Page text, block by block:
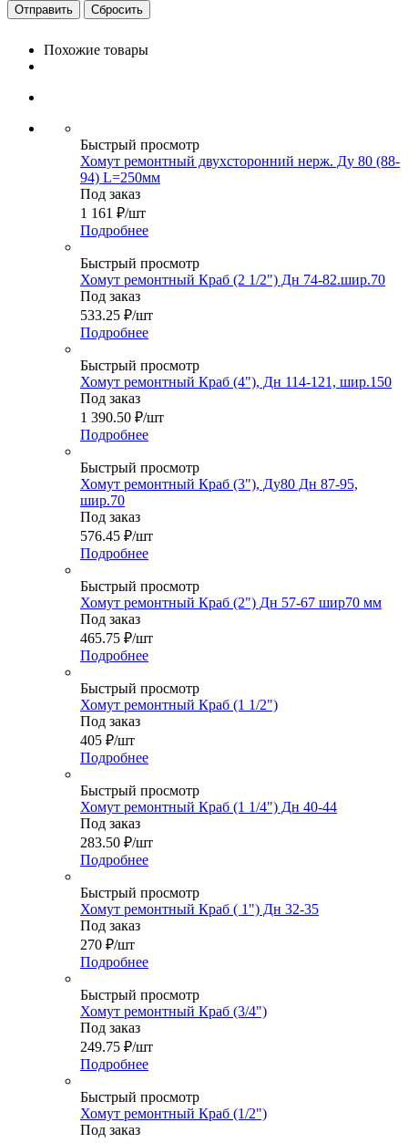
Сбросить
Похожие товары
Быстрый просмотр
Хомут ремонтный двухсторонний нерж. Ду 80 (88-
94) L=250мм
Под заказ
1 161 ₽/шт
Подробнее
Быстрый просмотр
Хомут ремонтный Краб (2 1/2") Дн 74-82.шир.70
Под заказ
533.25 ₽/шт
Подробнее
Быстрый просмотр
Хомут ремонтный Краб (4"), Дн 114-121, шир.150
Под заказ
1 390.50 ₽/шт
Подробнее
Быстрый просмотр
Хомут ремонтный Краб (3"), Ду80 Дн 87-95,
шир.70
Под заказ
576.45 ₽/шт
Подробнее
Быстрый просмотр
Хомут ремонтный Краб (2") Дн 57-67 шир70 мм
Под заказ
465.75 ₽/шт
Подробнее
Быстрый просмотр
Хомут ремонтный Краб (1 1/2")
Под заказ
405 ₽/шт
Подробнее
Быстрый просмотр
Хомут ремонтный Краб (1 1/4") Дн 40-44
Под заказ
283.50 ₽/шт
Подробнее
Быстрый просмотр
Хомут ремонтный Краб ( 1") Дн 32-35
Под заказ
270 ₽/шт
Подробнее
Быстрый просмотр
Хомут ремонтный Краб (3/4")
Под заказ
249.75 ₽/шт
Подробнее
Быстрый просмотр
Хомут ремонтный Краб (1/2")
Под заказ